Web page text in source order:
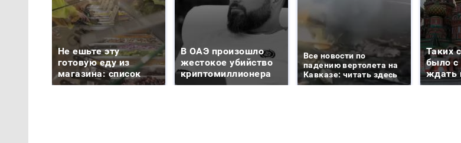
Не ешьте эту
готовую еду из
магазина: список
В ОАЭ произошло
жестокое убийство
криптомиллионера
Все новости по
падению вертолета на
Кавказе: читать здесь
Таких
было с
ждать